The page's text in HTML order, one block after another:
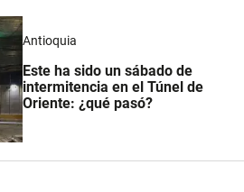
Antioquia
Este ha sido un sábado de
intermitencia en el Túnel de
Oriente: ¿qué pasó?